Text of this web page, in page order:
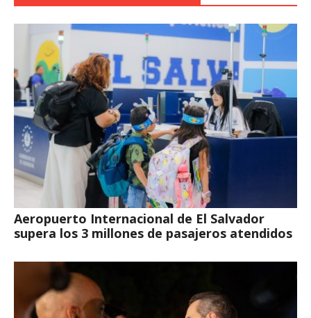
Aeropuerto Internacional de El Salvador
supera los 3 millones de pasajeros atendidos